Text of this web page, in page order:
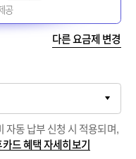
공
다른 요금제 변경
동 납부 신청 시 적용되며,
드 혜택 자세히보기